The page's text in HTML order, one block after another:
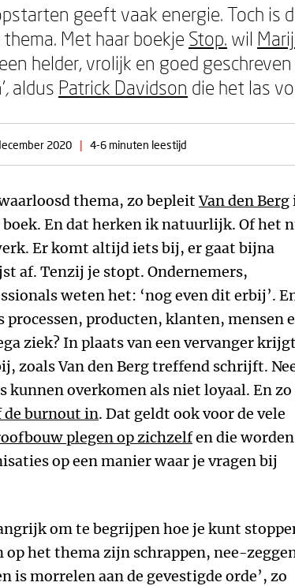
geeft vaak energie. Toch is
Met haar boekje Stop. wil
helder, vrolijk en goed
, aldus Patrick Davidson die het las
2020 | 4-6 minuten leestijd
thema, zo bepleitVan den Berg
En dat herken ik natuurlijk. Of het
Er komt altijd iets bij, er gaat bijna
af. Tenzij je stopt. Ondernemers,
weten het: ‘nog even dit erbij’.
processen, producten, klanten, mensen
ziek? In plaats van een vervanger krijgt
zoals Van den Berg treffend schrijft.
kunnen overkomen als niet loyaal. En zo
de burnout in. Dat geldt ook voor de vele
plegen op zichzelfen die worden
op een manier waar je vragen bij
om te begrijpen hoe je kunt
op het thema zijn schrappen, nee-
is morrelen aan de gevestigde orde’, zo